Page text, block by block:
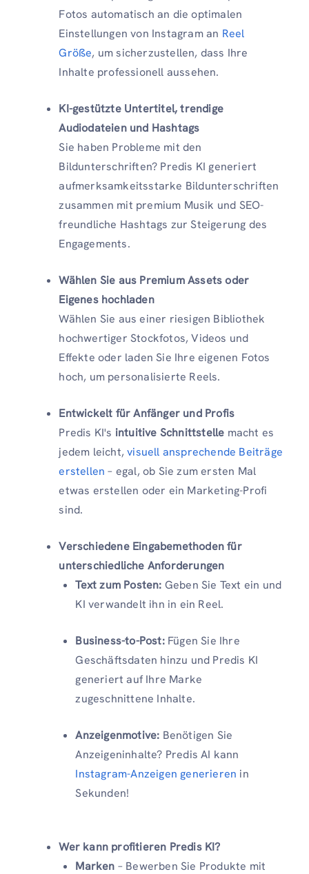
Fotos automatisch an die optimalen
Einstellungen von Instagram an Reel
Größe, um sicherzustellen, dass Ihre
Inhalte professionell aussehen.
KI-gestützte Untertitel, trendige
Audiodateien und Hashtags
Sie haben Probleme mit den
Bildunterschriften? Predis KI generiert
aufmerksamkeitsstarke Bildunterschriften
zusammen mit premium Musik und SEO-
freundliche Hashtags zur Steigerung des
Engagements.
Wählen Sie aus Premium Assets oder
Eigenes hochladen
Wählen Sie aus einer riesigen Bibliothek
hochwertiger Stockfotos, Videos und
Effekte oder laden Sie Ihre eigenen Fotos
hoch, um personalisierte Reels.
Entwickelt für Anfänger und Profis
Predis KI's intuitive Schnittstelle macht es
jedem leicht,visuell ansprechende Beiträge
erstellen– egal, ob Sie zum ersten Mal
etwas erstellen oder ein Marketing-Profi
sind.
Verschiedene Eingabemethoden für
unterschiedliche Anforderungen
Text zum Posten: Geben Sie Text ein und
KI verwandelt ihn in ein Reel.
Business-to-Post:Fügen Sie Ihre
Geschäftsdaten hinzu und Predis KI
generiert auf Ihre Marke
zugeschnittene Inhalte.
Anzeigenmotive: Benötigen Sie
Anzeigeninhalte? Predis AI kann
Instagram-Anzeigen generieren in
Sekunden!
Wer kann profitieren Predis KI?
Marken – Bewerben Sie Produkte mit